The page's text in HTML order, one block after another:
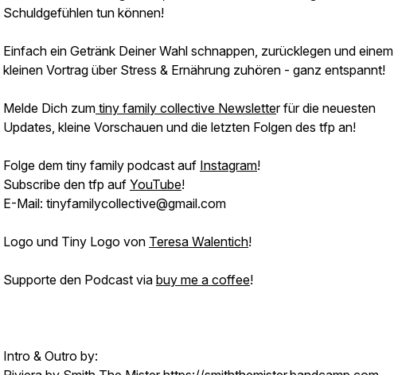
Schuldgefühlen tun können!
Einfach ein Getränk Deiner Wahl schnappen, zurücklegen und einem
kleinen Vortrag über Stress & Ernährung zuhören - ganz entspannt!
Melde Dich zum tiny family collective Newsletter für die neuesten
Updates, kleine Vorschauen und die letzten Folgen des tfp an!
Folge dem tiny family podcast auf Instagram!
Subscribe den tfp auf YouTube!
E-Mail: tinyfamilycollective@gmail.com
Logo und Tiny Logo von Teresa Walentich!
Supporte den Podcast via buy me a coffee!
Intro & Outro by: